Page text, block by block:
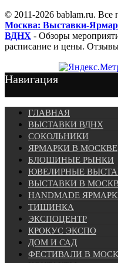
© 2011-2026 bablam.ru. Все
Москва: Выставки-
ВДНХ - Обзоры
расписание и цены.
Навигация
ГЛАВНАЯ
ВЫСТАВКИ ВДНХ
СОКОЛЬНИКИ
ЯРМАРКИ В МОСКВЕ
БЛОШИНЫЕ РЫНКИ
ЮВЕЛИРНЫЕ
ВЫСТАВКИ В
HANDMADE
ТИШИНКА
ЭКСПОЦЕНТР
КРОКУС ЭКСПО
ДОМ И САД
ФЕСТИВАЛИ В